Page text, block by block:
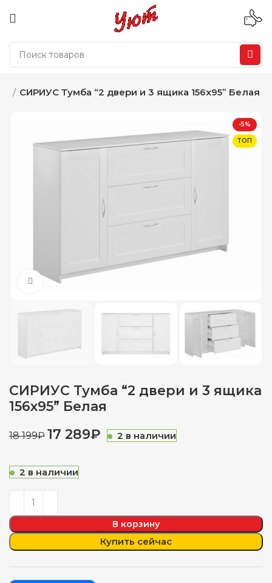
СИРИУС Тумба “2 двери и 3 ящика 156х95” Белая
-5%
ТОП
Нажмите, чтобы увеличить
СИРИУС Тумба “2 двери и 3 ящика
156х95” Белая
18 199₽ 17 289₽ 2 в наличии
2 в наличии
В корзину
Купить сейчас